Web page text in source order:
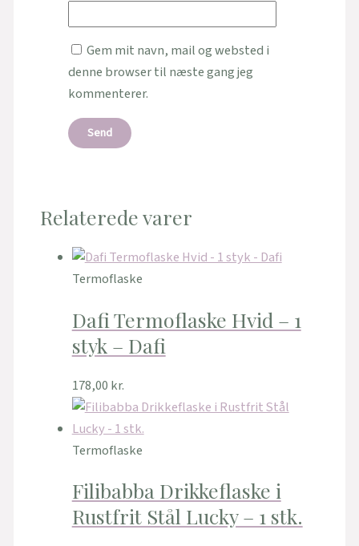
Gem mit navn, mail og websted i
denne browser til næste gang jeg
kommenterer.
Relaterede varer
Termoflaske
Dafi Termoflaske Hvid – 1
styk – Dafi
178,00 kr.
Termoflaske
Filibabba Drikkeflaske i
Rustfrit Stål Lucky – 1 stk.